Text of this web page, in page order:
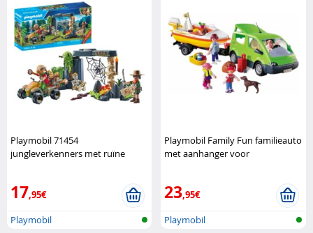
Playmobil 71454
jungleverkenners met ruïne
17,95€
Playmobil
Playmobil Family Fun familieauto
met aanhanger voor
23,95€
Playmobil